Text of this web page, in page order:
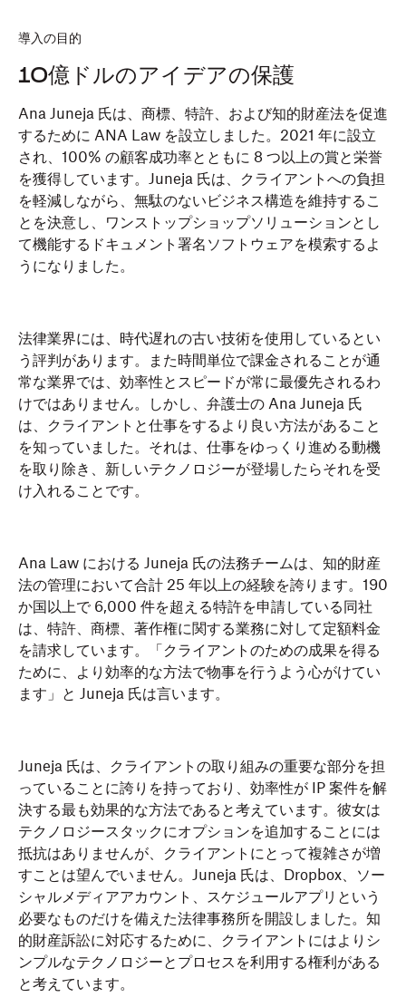
導入の目的
10億ドルのアイデアの保護
Ana Juneja 氏は、商標、特許、および知的財産法を促進
するために ANA Law を設立しました。2021 年に設立
され、100% の顧客成功率とともに 8 つ以上の賞と栄誉
を獲得しています。Juneja 氏は、クライアントへの負担
を軽減しながら、無駄のないビジネス構造を維持するこ
とを決意し、ワンストップショップソリューションとし
て機能するドキュメント署名ソフトウェアを模索するよ
うになりました。
法律業界には、時代遅れの古い技術を使用しているとい
う評判があります。また時間単位で課金されることが通
常な業界では、効率性とスピードが常に最優先されるわ
けではありません。しかし、弁護士の Ana Juneja 氏
は、クライアントと仕事をするより良い方法があること
を知っていました。それは、仕事をゆっくり進める動機
を取り除き、新しいテクノロジーが登場したらそれを受
け入れることです。
Ana Law における Juneja 氏の法務チームは、知的財産
法の管理において合計 25 年以上の経験を誇ります。190
か国以上で 6,000 件を超える特許を申請している同社
は、特許、商標、著作権に関する業務に対して定額料金
を請求しています。「クライアントのための成果を得る
ために、より効率的な方法で物事を行うよう心がけてい
ます」と Juneja 氏は言います。
Juneja 氏は、クライアントの取り組みの重要な部分を担
っていることに誇りを持っており、効率性が IP 案件を解
決する最も効果的な方法であると考えています。彼女は
テクノロジースタックにオプションを追加することには
抵抗はありませんが、クライアントにとって複雑さが増
すことは望んでいません。Juneja 氏は、Dropbox、ソー
シャルメディアアカウント、スケジュールアプリという
必要なものだけを備えた法律事務所を開設しました。知
的財産訴訟に対応するために、クライアントにはよりシ
ンプルなテクノロジーとプロセスを利用する権利がある
と考えています。